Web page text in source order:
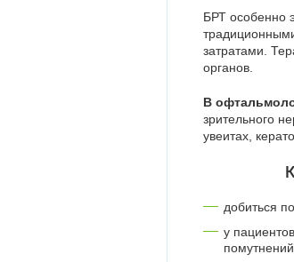
БРТ особенно
затратами.
органов.
В
зрительного
увеитах,
добиться
у
помутнений